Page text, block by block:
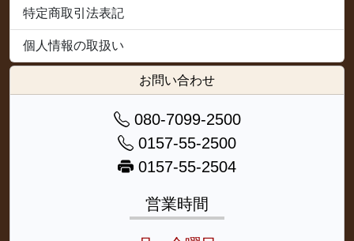
特定商取引法表記
個人情報の取扱い
お問い合わせ
080-7099-2500
0157-55-2500
0157-55-2504
営業時間